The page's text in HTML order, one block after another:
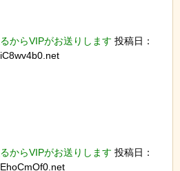
からVIPがお送りします 投稿日：
からVIPがお送りします 投稿日：